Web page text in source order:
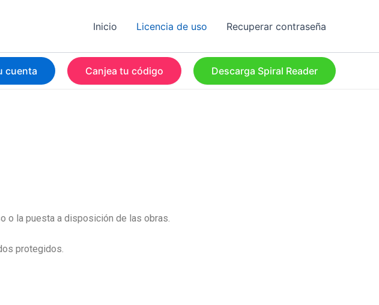
Inicio Licencia de uso Recuperar contraseña
cuenta Canjea tu código Descarga Spiral Reader
o la puesta a disposición de las obras.
protegidos.